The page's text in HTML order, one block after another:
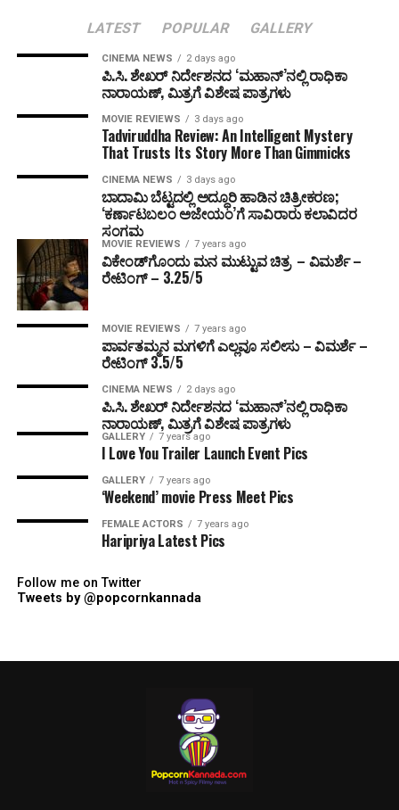
LATEST POPULAR GALLERY
CINEMA NEWS 2 days ago
ಪಿ.ಸಿ. ಶೇಖರ್ ನಿರ್ದೇಶನದ ‘ಮಹಾನ್’ನಲ್ಲಿ ರಾಧಿಕಾ
ನಾರಾಯಣ್, ಮಿತ್ರಗೆ ವಿಶೇಷ ಪಾತ್ರಗಳು
MOVIE REVIEWS 3 days ago
Tadviruddha Review: An Intelligent Mystery
That Trusts Its Story More Than Gimmicks
CINEMA NEWS 3 days ago
ಬಾದಾಮಿ ಬೆಟ್ಟದಲ್ಲಿ ಅದ್ಧೂರಿ ಹಾಡಿನ ಚಿತ್ರೀಕರಣ;
‘ಕರ್ಣಾಟಬಲಂ ಅಜೇಯಂ’ಗೆ ಸಾವಿರಾರು ಕಲಾವಿದರ
ಸಂಗಮ
MOVIE REVIEWS 7 years ago
ವಿಕೇಂಡ್‌ಗೊಂದು ಮನ ಮುಟ್ಟುವ ಚಿತ್ರ – ವಿಮರ್ಶೆ –
ರೇಟಿಂಗ್ – 3.25/5
MOVIE REVIEWS 7 years ago
ಪಾರ್ವತಮ್ಮನ ಮಗಳಿಗೆ ಎಲ್ಲವೂ ಸಲೀಸು – ವಿಮರ್ಶೆ –
ರೇಟಿಂಗ್ 3.5/5
CINEMA NEWS 2 days ago
ಪಿ.ಸಿ. ಶೇಖರ್ ನಿರ್ದೇಶನದ ‘ಮಹಾನ್’ನಲ್ಲಿ ರಾಧಿಕಾ
ನಾರಾಯಣ್, ಮಿತ್ರಗೆ ವಿಶೇಷ ಪಾತ್ರಗಳು
GALLERY 7 years ago
I Love You Trailer Launch Event Pics
GALLERY 7 years ago
‘Weekend’ movie Press Meet Pics
FEMALE ACTORS 7 years ago
Haripriya Latest Pics
Follow me on Twitter
Tweets by @popcornkannada